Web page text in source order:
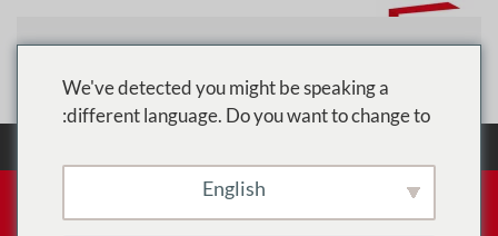
We've detected you might be speaking a
different language. Do you want to change to:
English